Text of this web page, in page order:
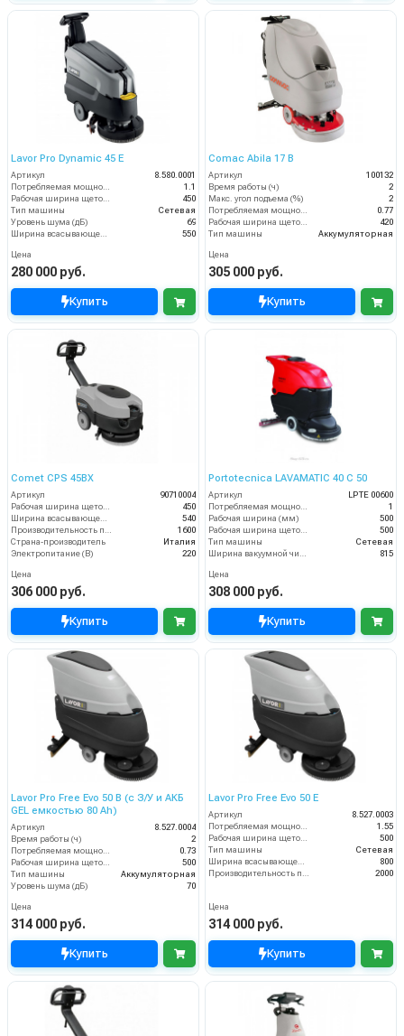
Lavor Pro Dynamic 45 E
Артикул
8.580.0001
Потребляемая мощность (кВт)
1.1
Рабочая ширина щеток (мм)
450
Тип машины
Сетевая
Уровень шума (дБ)
69
Ширина всасывающей балки (мм)
550
Цена
280 000 руб.
Купить
Comac Abila 17 B
Артикул
100132
Время работы (ч)
2
Макс. угол подъема (%)
2
Потребляемая мощность (кВт)
0.77
Рабочая ширина щеток (мм)
420
Тип машины
Аккумуляторная
Цена
305 000 руб.
Купить
Comet CPS 45BX
Артикул
90710004
450
540
1600
Страна-производитель
Италия
Электропитание (В)
220
Цена
306 000 руб.
Купить
Portotecnica LAVAMATIC 40 C 50
Артикул
LPTE 00600
1
Рабочая ширина (мм)
500
500
Тип машины
Сетевая
815
Цена
308 000 руб.
Купить
Lavor Pro Free Evo 50 B (с З/У и АКБ
GEL емкостью 80 Ah)
Артикул
8.527.0004
Время работы (ч)
2
0.73
500
Тип машины
Аккумуляторная
Уровень шума (дБ)
70
Цена
314 000 руб.
Купить
Lavor Pro Free Evo 50 E
Артикул
8.527.0003
1.55
500
Тип машины
Сетевая
800
2000
Цена
314 000 руб.
Купить